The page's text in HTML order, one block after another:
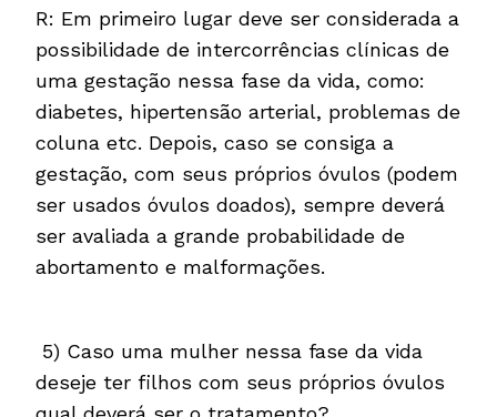
R: Em primeiro lugar deve ser considerada a
possibilidade de intercorrências clínicas de
uma gestação nessa fase da vida, como:
diabetes, hipertensão arterial, problemas de
coluna etc. Depois, caso se consiga a
gestação, com seus próprios óvulos (podem
ser usados óvulos doados), sempre deverá
ser avaliada a grande probabilidade de
abortamento e malformações.
5) Caso uma mulher nessa fase da vida
deseje ter filhos com seus próprios óvulos